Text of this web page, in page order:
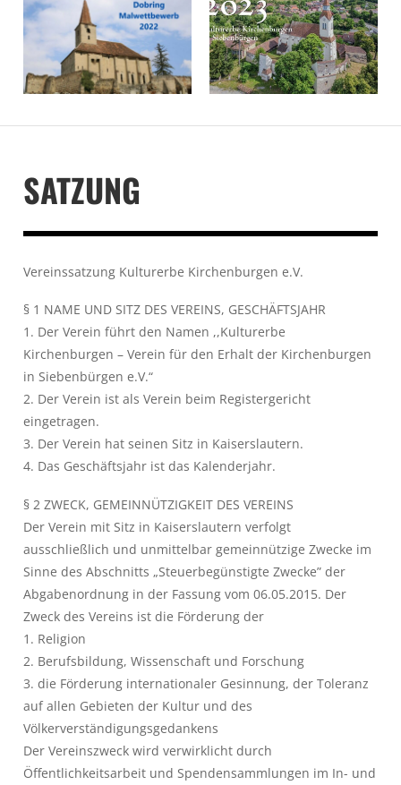
SATZUNG
Vereinssatzung Kulturerbe Kirchenburgen e.V.
§ 1 NAME UND SITZ DES VEREINS, GESCHÄFTSJAHR
1. Der Verein führt den Namen ,,Kulturerbe
Kirchenburgen – Verein für den Erhalt der Kirchenburgen
in Siebenbürgen e.V.“
2. Der Verein ist als Verein beim Registergericht
eingetragen.
3. Der Verein hat seinen Sitz in Kaiserslautern.
4. Das Geschäftsjahr ist das Kalenderjahr.
§ 2 ZWECK, GEMEINNÜTZIGKEIT DES VEREINS
Der Verein mit Sitz in Kaiserslautern verfolgt
ausschließlich und unmittelbar gemeinnützige Zwecke im
Sinne des Abschnitts „Steuerbegünstigte Zwecke” der
Abgabenordnung in der Fassung vom 06.05.2015. Der
Zweck des Vereins ist die Förderung der
1. Religion
2. Berufsbildung, Wissenschaft und Forschung
3. die Förderung internationaler Gesinnung, der Toleranz
auf allen Gebieten der Kultur und des
Völkerverständigungsgedankens
Der Vereinszweck wird verwirklicht durch
Öffentlichkeitsarbeit und Spendensammlungen im In- und